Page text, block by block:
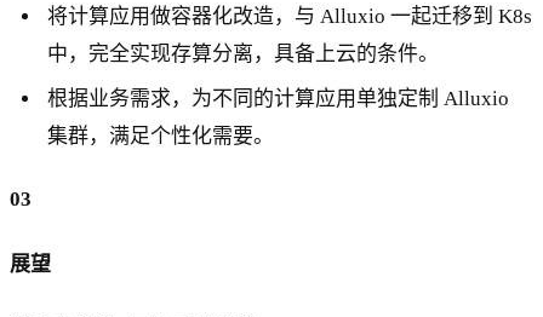
将计算应用做容器化改造，与 Alluxio 一起迁移到 K8s
中，完全实现存算分离，具备上云的条件。
根据业务需求，为不同的计算应用单独定制 Alluxio
集群，满足个性化需要。
03
展望